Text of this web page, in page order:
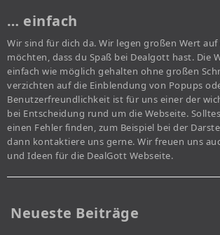
… einfach
Wir sind für dich da. Wir legen großen Wert
möchten, dass du Spaß bei Dealgott hast. Die
einfach wie möglich gehalten ohne großen
verzichten auf die Einblendung von Popups
Benutzerfreundlichkeit ist für uns einer der
bei Entscheidung rund um die Webseite.
einen Fehler finden, zum Beispiel bei der
dann kontaktiere uns gerne. Wir freuen uns
und Ideen für die DealGott Webseite.
Neueste Beiträge